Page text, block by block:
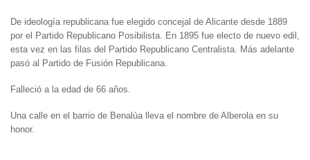
De ideología republicana fue elegido concejal de Alicante desde 1889
por el Partido Republicano Posibilista. En 1895 fue electo de nuevo edil,
esta vez en las filas del Partido Republicano Centralista. Más adelante
pasó al Partido de Fusión Republicana.
Falleció a la edad de 66 años.
Una calle en el barrio de Benalúa lleva el nombre de Alberola en su
honor.